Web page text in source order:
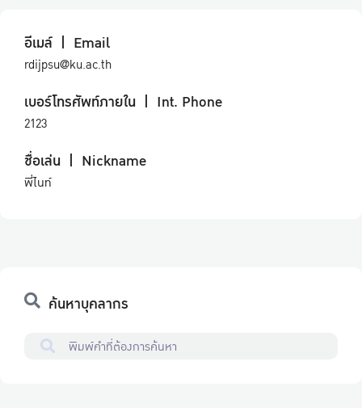
อีเมล์ | Email
rdijpsu@ku.ac.th
เบอร์โทรศัพท์ภายใน | Int. Phone
2123
ชื่อเล่น | Nickname
พี่ไนท์
ค้นหาบุคลากร